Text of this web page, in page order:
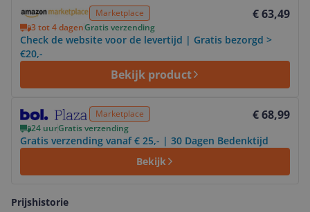
Marketplace € 63,49
3 tot 4 dagenGratis verzending
Check de website voor de levertijd | Gratis bezorgd >
€20,-
Bekijk product
Marketplace € 68,99
24 uurGratis verzending
Gratis verzending vanaf € 25,- | 30 Dagen Bedenktijd
Bekijk
Prijshistorie